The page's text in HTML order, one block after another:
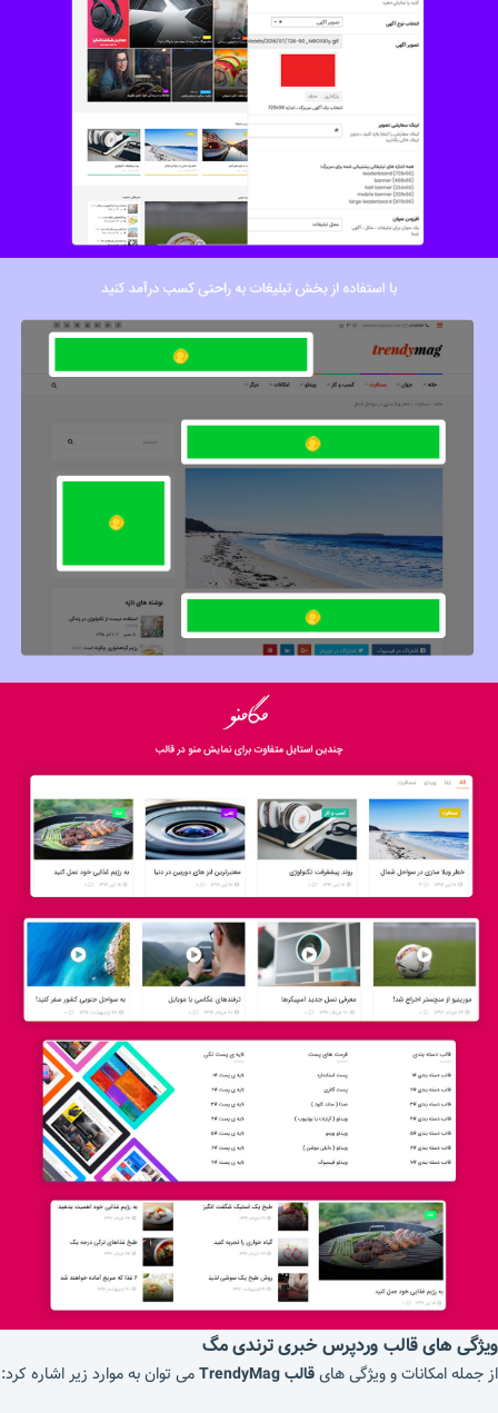
ویژگی های قالب وردپرس خبری ترندی مگ
از جمله امکانات و ویژگی هایقالب TrendyMag می توان به موارد زیر اشاره کرد: